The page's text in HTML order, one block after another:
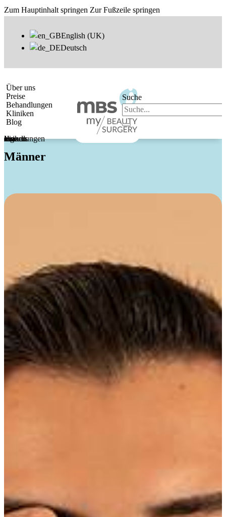
Zum Hauptinhalt springen Zur Fußzeile springen
English (UK)
Deutsch
Über uns
Preise
Behandlungen
Kliniken
Blog
uns
Suche
Männer